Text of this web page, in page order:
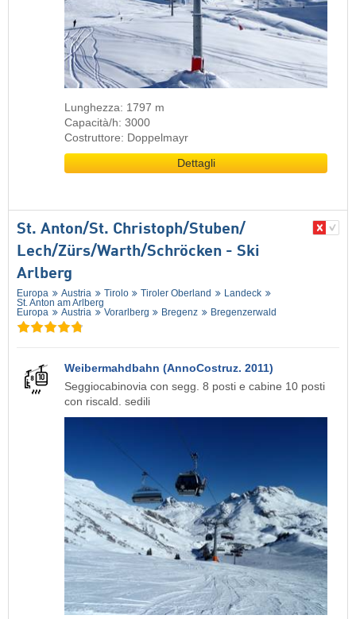
Lunghezza: 1797 m
Capacità/h: 3000
Costruttore: Doppelmayr
Dettagli
St. Anton/​St. Christoph/​Stuben/​
Lech/​Zürs/​Warth/​Schröcken - Ski
Arlberg
Europa Austria Tirolo Tiroler Oberland
Landeck
St. Anton am Arlberg
Europa
Austria Vorarlberg Bregenz Bregenzerwald
Weibermahdbahn (AnnoCostruz. 2011)
Seggiocabinovia con segg. 8 posti e cabine 10 posti
con riscald. sedili